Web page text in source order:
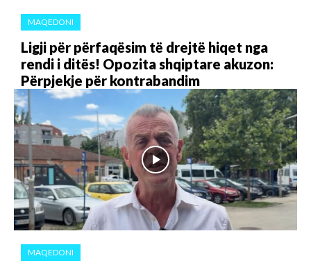
MAQEDONI
Ligji për përfaqësim të drejtë hiqet nga
rendi i ditës! Opozita shqiptare akuzon:
Përpjekje për kontrabandim
MAQEDONI